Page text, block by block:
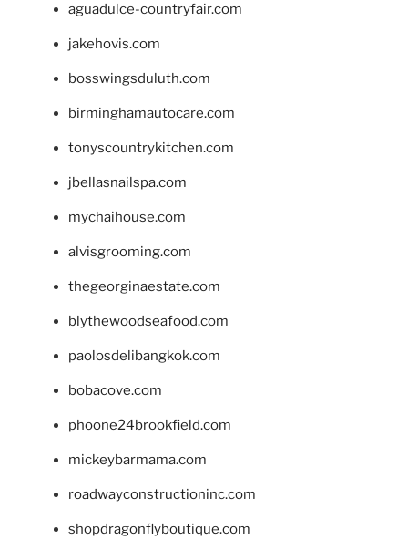
aguadulce-countryfair.com
jakehovis.com
bosswingsduluth.com
birminghamautocare.com
tonyscountrykitchen.com
jbellasnailspa.com
mychaihouse.com
alvisgrooming.com
thegeorginaestate.com
blythewoodseafood.com
paolosdelibangkok.com
bobacove.com
phoone24brookfield.com
mickeybarmama.com
roadwayconstructioninc.com
shopdragonflyboutique.com